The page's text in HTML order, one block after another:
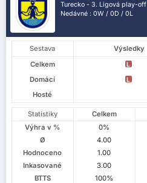
Turecko - 3. Ligová play-off
Nedávné : 0W / 0D / 0L
Sestava Výsledky
Celkem
L
Domácí L
Hosté
Statistiky Celkem
Výhra v %
0%
Ø
4.00
Hodnoceno
1.00
Inkasované
3.00
BTTS
100%